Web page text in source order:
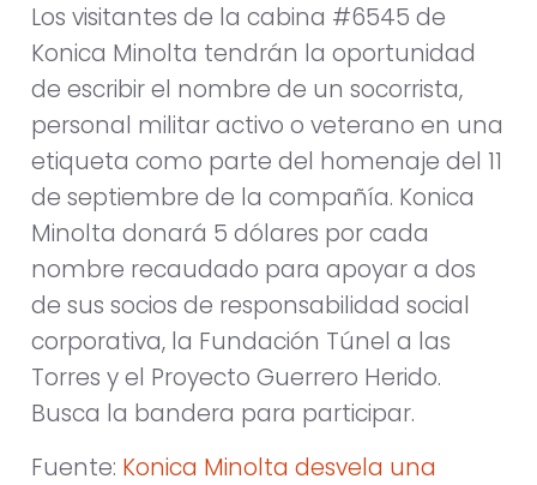
Los visitantes de la cabina #6545 de
Konica Minolta tendrán la oportunidad
de escribir el nombre de un socorrista,
personal militar activo o veterano en una
etiqueta como parte del homenaje del 11
de septiembre de la compañía. Konica
Minolta donará 5 dólares por cada
nombre recaudado para apoyar a dos
de sus socios de responsabilidad social
corporativa, la Fundación Túnel a las
Torres y el Proyecto Guerrero Herido.
Busca la bandera para participar.
Fuente: Konica Minolta desvela una